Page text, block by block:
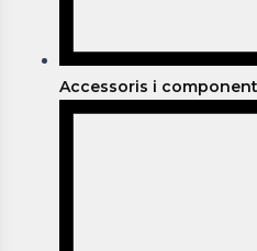
Accessoris i